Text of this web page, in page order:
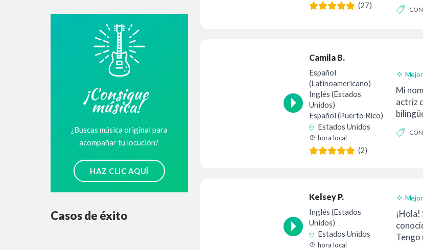
¡Consigue
música!
¿Buscas música original para
acompañar tu locución?
HAZ CLIC AQUÍ
Casos de éxito
(27)
Camila B.
Español
(Latinoamericano)
Inglés (Estados
Unidos)
Español (Puerto Rico)
Estados Unidos
hora local
(2)
Mi
actriz
Kelsey P.
Inglés (Estados
Unidos)
Estados Unidos
hora local
¡Hola!
Tengo